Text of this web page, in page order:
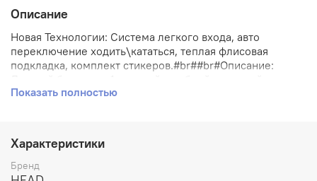
Описание
Новая Технологии: Система легкого входа, авто
переключение ходить\кататься, теплая флисовая
подкладка, комплект стикеров.#br##br#Описание:
легким входом. #br##br#Жесткость ботинка: 30
Показать полностью
Характеристики
Бренд